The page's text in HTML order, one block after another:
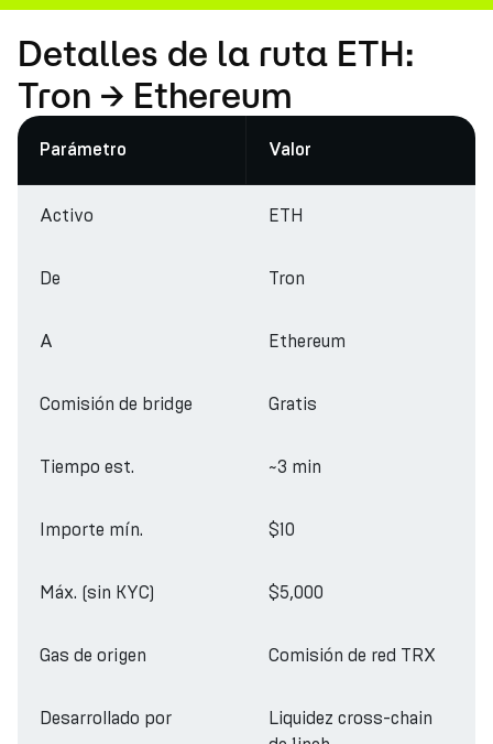
Detalles de la ruta ETH:
Tron → Ethereum
Parámetro Valor
Activo ETH
De Tron
A Ethereum
Comisión de bridge Gratis
Tiempo est. ~3 min
Importe mín. $10
Máx. (sin KYC) $5,000
Gas de origen Comisión de red TRX
Desarrollado por
Liquidez cross-chain